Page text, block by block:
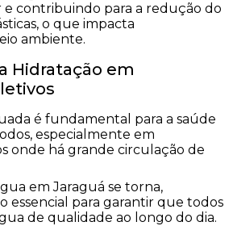
e contribuindo para a redução do
o que impacta
ambiente.
Hidratação em
é fundamental para a saúde
especialmente em
onde há grande circulação de
em Jaraguá se torna,
essencial para garantir que todos
de qualidade ao longo do dia.